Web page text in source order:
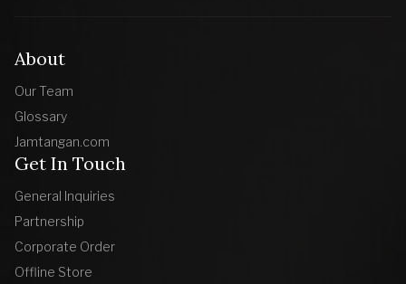
About
Our Team
Glossary
Jamtangan.com
Get In Touch
General Inquiries
Partnership
Corporate Order
Offline Store